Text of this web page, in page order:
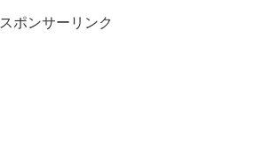
スポンサーリンク